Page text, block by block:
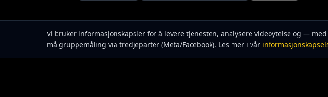
Vi bruker informasjonskapsler for å levere tjenesten, analysere videoytelse og —
målgruppemåling via tredjeparter (Meta/Facebook). Les mer i vår